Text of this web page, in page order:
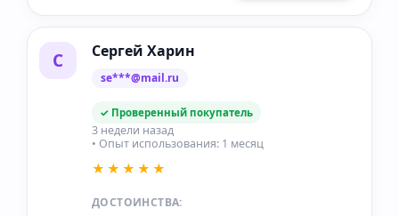
С Сергей Харин
se***@mail.ru
✓ Проверенный покупатель
3 недели назад
• Опыт использования: 1 месяц
★★★★★
ДОСТОИНСТВА: